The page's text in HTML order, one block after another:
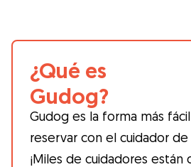
¿Qué es
Gudog?
Gudog es la forma más
reservar con el cuidador
¡Miles de cuidadores están